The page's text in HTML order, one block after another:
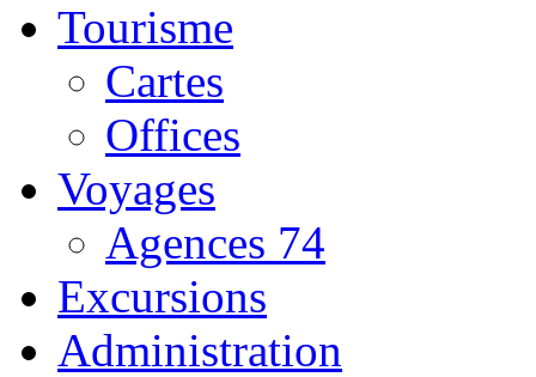
Tourisme
Cartes
Offices
Voyages
Agences 74
Excursions
Administration